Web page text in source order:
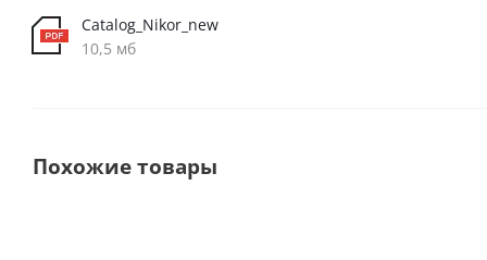
Catalog_Nikor_new
10,5 мб
Похожие товары